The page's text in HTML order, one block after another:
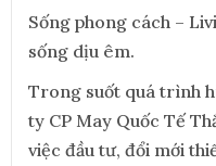
Sống phong cách –
sống dịu êm.
Trong suốt quá trình
ty CP May Quốc Tế
việc đầu tư, đổi mới